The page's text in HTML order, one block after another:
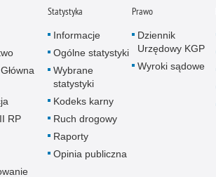
RP
Statystyka
Informacje
Ogólne statystyki
Wybrane
statystyki
Kodeks karny
Ruch drogowy
Raporty
Opinia publiczna
Prawo
Dziennik
Urzędowy KGP
Wyroki sądowe